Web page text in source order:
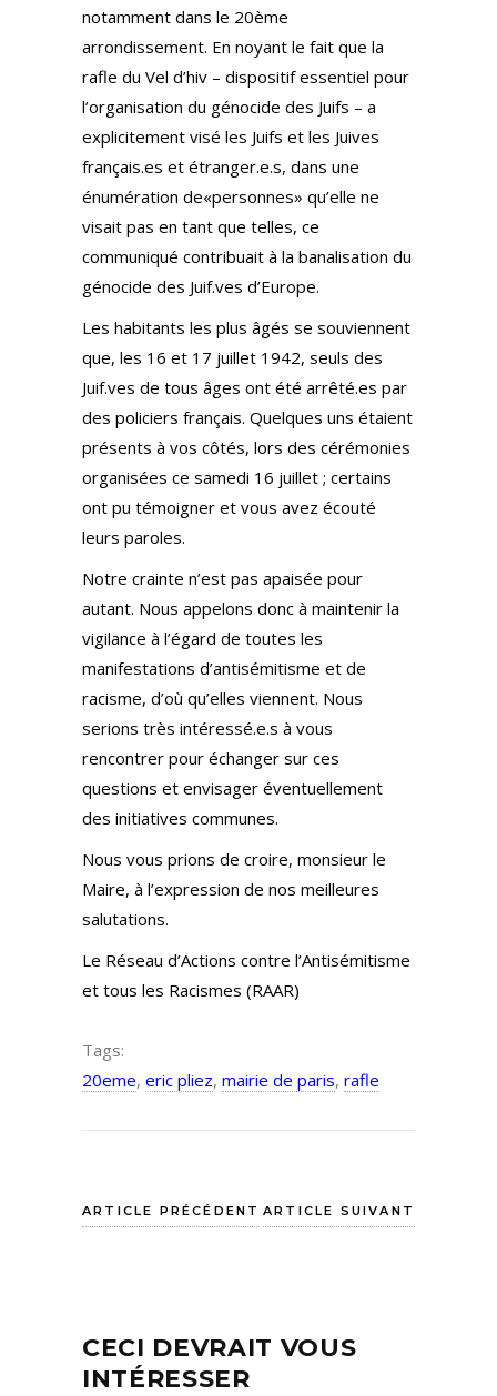
notamment dans le 20ème
arrondissement. En noyant le fait que la
rafle du Vel d’hiv – dispositif essentiel pour
l’organisation du génocide des Juifs – a
explicitement visé les Juifs et les Juives
français.es et étranger.e.s, dans une
énumération de«personnes» qu’elle ne
visait pas en tant que telles, ce
communiqué contribuait à la banalisation du
génocide des Juif.ves d’Europe.
Les habitants les plus âgés se souviennent
que, les 16 et 17 juillet 1942, seuls des
Juif.ves de tous âges ont été arrêté.es par
des policiers français. Quelques uns étaient
présents à vos côtés, lors des cérémonies
organisées ce samedi 16 juillet ; certains
ont pu témoigner et vous avez écouté
leurs paroles.
Notre crainte n’est pas apaisée pour
autant. Nous appelons donc à maintenir la
vigilance à l’égard de toutes les
manifestations d’antisémitisme et de
racisme, d’où qu’elles viennent. Nous
serions très intéressé.e.s à vous
rencontrer pour échanger sur ces
questions et envisager éventuellement
des initiatives communes.
Nous vous prions de croire, monsieur le
Maire, à l’expression de nos meilleures
salutations.
Le Réseau d’Actions contre l’Antisémitisme
et tous les Racismes (RAAR)
Tags:
20eme, eric pliez, mairie de paris, rafle
ARTICLE PRÉCÉDENT ARTICLE SUIVANT
CECI DEVRAIT VOUS
INTÉRESSER